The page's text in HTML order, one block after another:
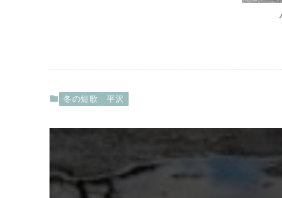
冬の短歌 平沢